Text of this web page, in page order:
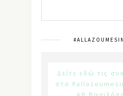
Δείτε εδώ τις
στο